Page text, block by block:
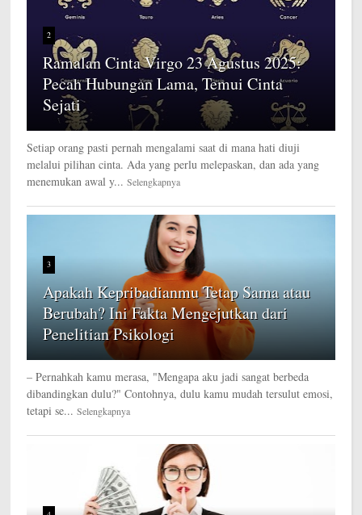
2
Ramalan Cinta Virgo 23 Agustus 2025:
Pecah Hubungan Lama, Temui Cinta
Sejati
Setiap orang pasti pernah mengalami saat di mana hati diuji
melalui pilihan cinta. Ada yang perlu melepaskan, dan ada yang
menemukan awal y... Selengkapnya
3
Apakah Kepribadianmu Tetap Sama atau
Berubah? Ini Fakta Mengejutkan dari
Penelitian Psikologi
– Pernahkah kamu merasa, "Mengapa aku jadi sangat berbeda
dibandingkan dulu?" Contohnya, dulu kamu mudah tersulut emosi,
tetapi se... Selengkapnya